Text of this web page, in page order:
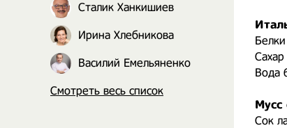
Сахар
Вода
Мусс
Сок
Сталик Ханкишиев
Ирина Хлебникова
Василий Емельяненко
Смотреть весь список